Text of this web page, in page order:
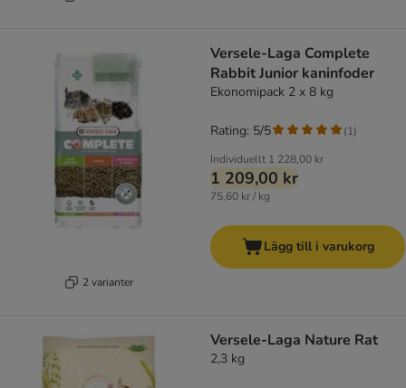
2 varianter
Versele-Laga Complete
Rabbit Junior kaninfoder
Ekonomipack 2 x 8 kg
Individuellt 1 228,00 kr
1 209,00 kr
75,60 kr / kg
Rating: 5/5 (1)
Lägg till i varukorg
Versele-Laga Nature Rat
2,3 kg